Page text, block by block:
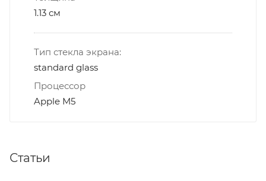
1.13 см
Тип стекла экрана:
standard glass
Процессор
Apple M5
Статьи